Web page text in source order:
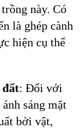
này. Có
là ghép cành
hiện cụ thể
đất: Đối với
sáng mặt
bởi vật,